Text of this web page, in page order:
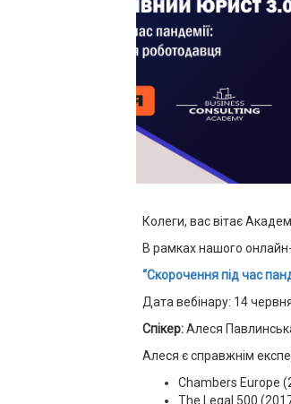
Колеги, вас вітає
В рамках нашого
“Скорочення під час
Дата вебінару: 14
Спікер:Алеся
Алеся є справжнім
Chambers Europe
The Legal 500